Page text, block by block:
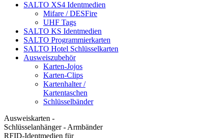
SALTO XS4 Identmedien
Mifare / DESFire
UHF Tags
SALTO KS Identmedien
SALTO Programmierkarten
SALTO Hotel Schlüsselkarten
Ausweiszubehör
Karten-Jojos
Karten-Clips
Kartenhalter /
Kartentaschen
Schlüsselbänder
Ausweiskarten -
Schlüsselanhänger - Armbänder
RFID-Identmedien für